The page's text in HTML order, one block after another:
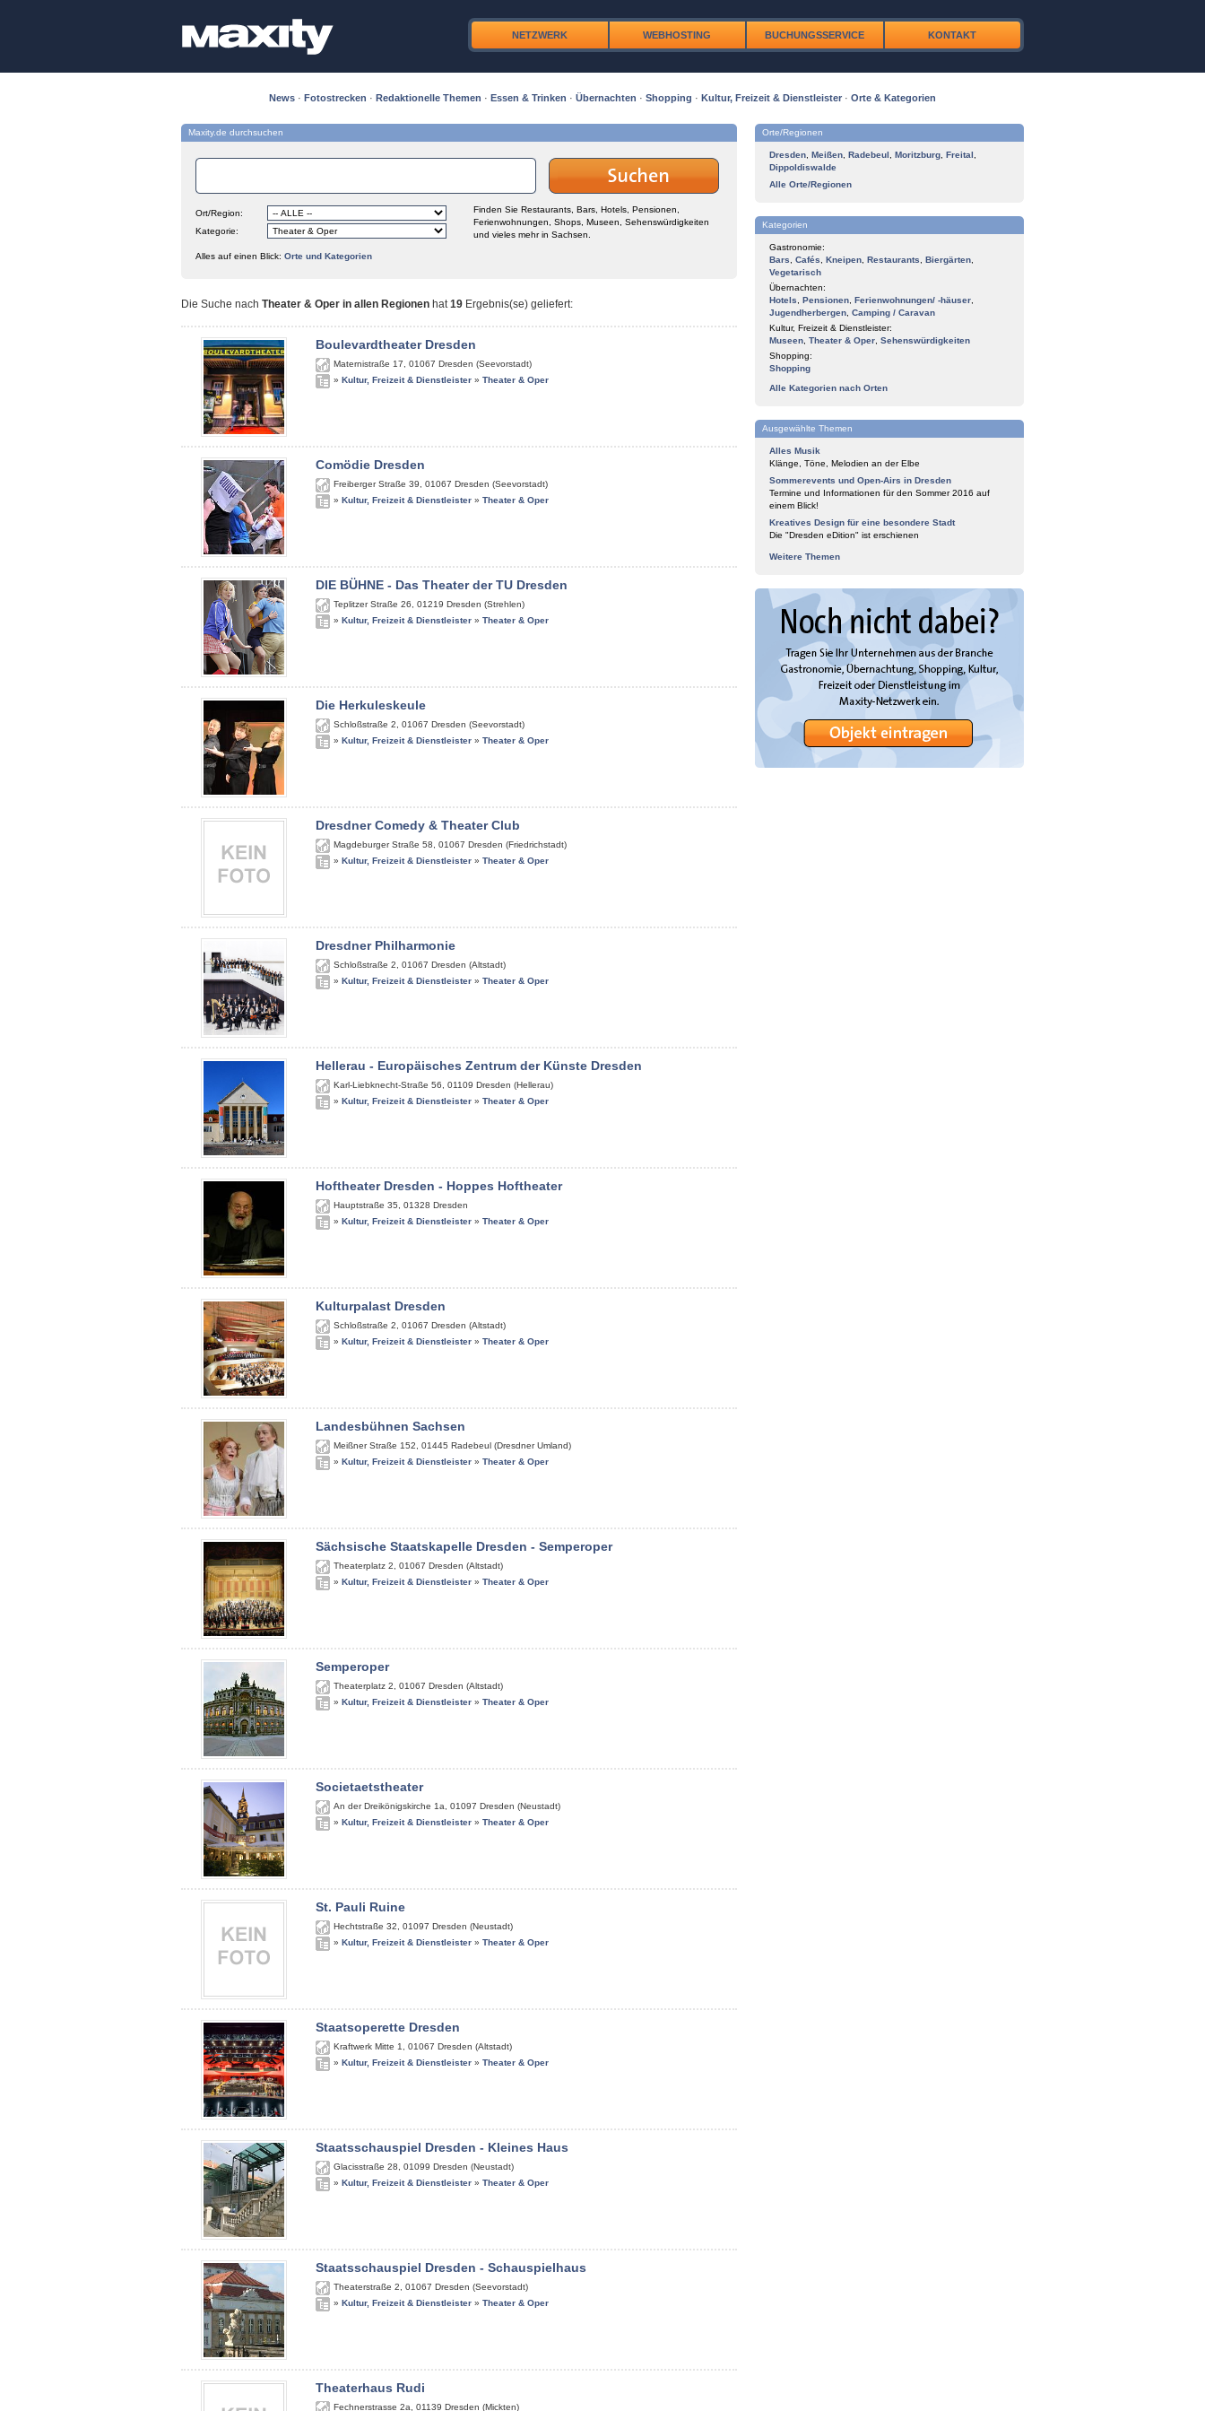
NETZWERK WEBHOSTING BUCHUNGSSERVICE KONTAKT
News · Fotostrecken · Redaktionelle Themen · Essen & Trinken · Übernachten · Shopping · Kultur, Freizeit & Dienstleister · Orte & Kategorien
Maxity.de durchsuchen
Ort/Region:
Kategorie:
Finden Sie Restaurants, Bars, Hotels, Pensionen,
Ferienwohnungen, Shops, Museen, Sehenswürdigkeiten
und vieles mehr in Sachsen.
Alles auf einen Blick: Orte und Kategorien
Die Suche nach Theater & Oper in allen Regionen hat19 Ergebnis(se) geliefert:
Boulevardtheater Dresden
Maternistraße 17 01067 Dresden (Seevorstadt)
» Kultur, Freizeit & Dienstleister » Theater & Oper
Comödie Dresden
Freiberger Straße 39 01067 Dresden (Seevorstadt)
» Kultur, Freizeit & Dienstleister » Theater & Oper
DIE BÜHNE - Das Theater der TU Dresden
Teplitzer Straße 26 01219 Dresden (Strehlen)
» Kultur, Freizeit & Dienstleister » Theater & Oper
Die Herkuleskeule
Schloßstraße 2 01067 Dresden (Seevorstadt)
» Kultur, Freizeit & Dienstleister » Theater & Oper
Dresdner Comedy & Theater Club
Magdeburger Straße 58 01067 Dresden (Friedrichstadt)
» Kultur, Freizeit & Dienstleister » Theater & Oper
Dresdner Philharmonie
Schloßstraße 2 01067 Dresden (Altstadt)
» Kultur, Freizeit & Dienstleister » Theater & Oper
Hellerau - Europäisches Zentrum der Künste Dresden
Karl-Liebknecht-Straße 56 01109 Dresden (Hellerau)
» Kultur, Freizeit & Dienstleister » Theater & Oper
Hoftheater Dresden - Hoppes Hoftheater
Hauptstraße 35 01328 Dresden
» Kultur, Freizeit & Dienstleister » Theater & Oper
Kulturpalast Dresden
Schloßstraße 2 01067 Dresden (Altstadt)
» Kultur, Freizeit & Dienstleister » Theater & Oper
Landesbühnen Sachsen
Meißner Straße 152 01445 Radebeul (Dresdner Umland)
» Kultur, Freizeit & Dienstleister » Theater & Oper
Sächsische Staatskapelle Dresden - Semperoper
Theaterplatz 2 01067 Dresden (Altstadt)
» Kultur, Freizeit & Dienstleister » Theater & Oper
Semperoper
Theaterplatz 2 01067 Dresden (Altstadt)
» Kultur, Freizeit & Dienstleister » Theater & Oper
Societaetstheater
An der Dreikönigskirche 1a 01097 Dresden (Neustadt)
» Kultur, Freizeit & Dienstleister » Theater & Oper
St. Pauli Ruine
Hechtstraße 32 01097 Dresden (Neustadt)
» Kultur, Freizeit & Dienstleister » Theater & Oper
Staatsoperette Dresden
Kraftwerk Mitte 1 01067 Dresden (Altstadt)
» Kultur, Freizeit & Dienstleister » Theater & Oper
Staatsschauspiel Dresden - Kleines Haus
Glacisstraße 28 01099 Dresden (Neustadt)
» Kultur, Freizeit & Dienstleister » Theater & Oper
Staatsschauspiel Dresden - Schauspielhaus
Theaterstraße 2 01067 Dresden (Seevorstadt)
» Kultur, Freizeit & Dienstleister » Theater & Oper
Theaterhaus Rudi
Fechnerstrasse 2a 01139 Dresden (Mickten)
Orte/Regionen
Dresden Meißen Radebeul Moritzburg Freital
Dippoldiswalde
Alle Orte/Regionen
Kategorien
Gastronomie:
Bars
Cafés Kneipen Restaurants Biergärten
Vegetarisch
Übernachten:
Hotels
Pensionen Ferienwohnungen/ -häuser
Jugendherbergen Camping / Caravan
Kultur, Freizeit & Dienstleister:
Museen Theater & Oper Sehenswürdigkeiten
Shopping:
Shopping
Alle Kategorien nach Orten
Ausgewählte Themen
Alles Musik
Klänge, Töne, Melodien an der Elbe
Sommerevents und Open-Airs in Dresden
Termine und Informationen für den Sommer 2016 auf
einem Blick!
Kreatives Design für eine besondere Stadt
Die "Dresden eDition" ist erschienen
Weitere Themen